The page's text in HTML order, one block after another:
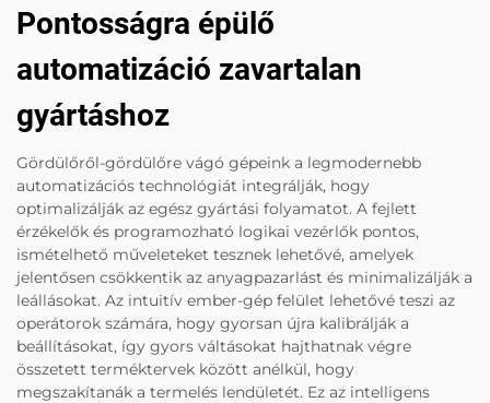
Pontosságra épülő
automatizáció zavartalan
gyártáshoz
Gördülőről-gördülőre vágó gépeink a legmodernebb
automatizációs technológiát integrálják, hogy
optimalizálják az egész gyártási folyamatot. A fejlett
érzékelők és programozható logikai vezérlők pontos,
ismételhető műveleteket tesznek lehetővé, amelyek
jelentősen csökkentik az anyagpazarlást és minimalizálják a
leállásokat. Az intuitív ember-gép felület lehetővé teszi az
operátorok számára, hogy gyorsan újra kalibrálják a
beállításokat, így gyors váltásokat hajthatnak végre
összetett terméktervek között anélkül, hogy
megszakítanák a termelés lendületét. Ez az intelligens